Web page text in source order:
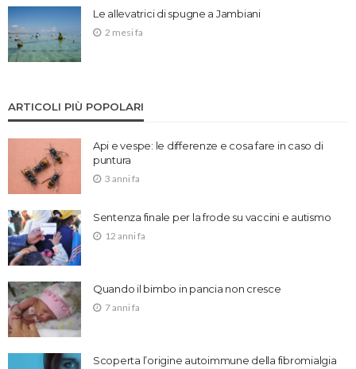
Le allevatrici di spugne a Jambiani
2 mesi fa
ARTICOLI PIÙ POPOLARI
Api e vespe: le differenze e cosa fare in caso di
puntura
3 anni fa
Sentenza finale per la frode su vaccini e autismo
12 anni fa
Quando il bimbo in pancia non cresce
7 anni fa
Scoperta l’origine autoimmune della fibromialgia